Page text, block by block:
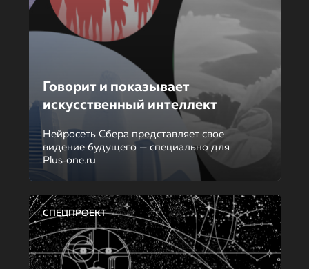
Говорит и показывает
искусственный интеллект
Нейросеть Сбера представляет свое
видение будущего — специально для
Plus‑one.ru
СПЕЦПРОЕКТ